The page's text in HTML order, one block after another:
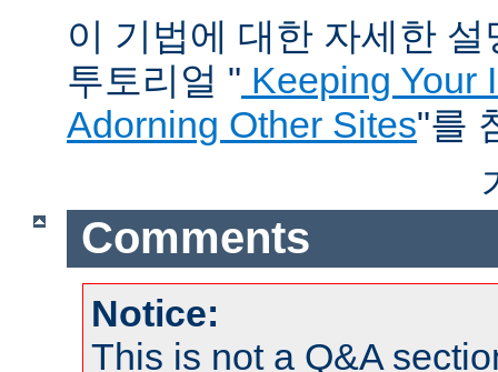
이 기법에 대한 자세한
투토리얼 " Keeping Your
Adorning Other Sites"를
Comments
Notice:
This is not a Q&A